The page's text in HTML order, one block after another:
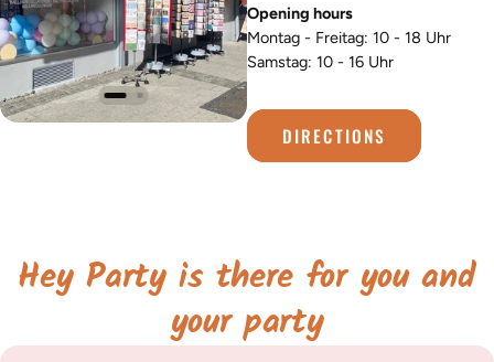
Opening hours
Montag - Freitag: 10 - 18 Uhr
Samstag: 10 - 16 Uhr
DIRECTIONS
Hey Party is there for you and
your party